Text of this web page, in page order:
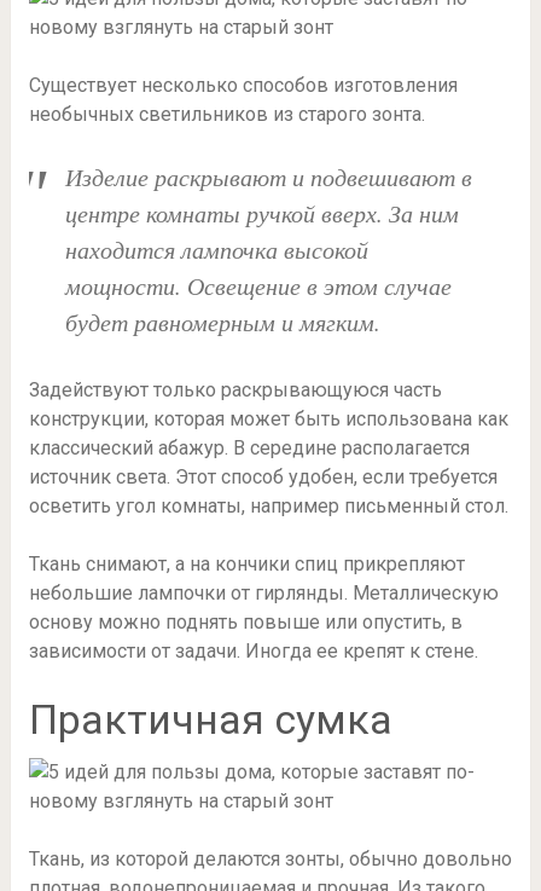
Существует несколько способов изготовления
необычных светильников из старого зонта.
Изделие раскрывают и подвешивают в
центре комнаты ручкой вверх. За ним
находится лампочка высокой
мощности. Освещение в этом случае
будет равномерным и мягким.
Задействуют только раскрывающуюся часть
конструкции, которая может быть использована как
классический абажур. В середине располагается
источник света. Этот способ удобен, если требуется
осветить угол комнаты, например письменный стол.
Ткань снимают, а на кончики спиц прикрепляют
небольшие лампочки от гирлянды. Металлическую
основу можно поднять повыше или опустить, в
зависимости от задачи. Иногда ее крепят к стене.
Практичная сумка
Ткань, из которой делаются зонты, обычно довольно